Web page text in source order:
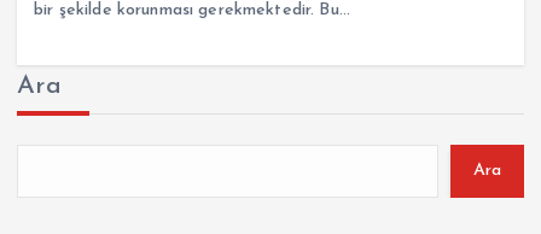
bir şekilde korunması gerekmektedir. Bu…
Ara
Ara